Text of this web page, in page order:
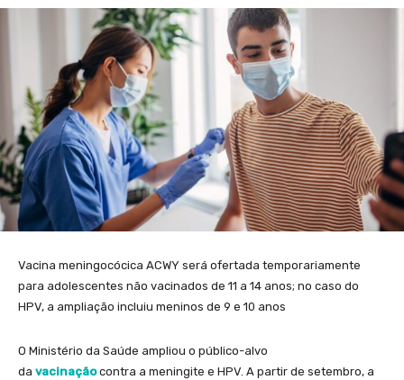
Vacina meningocócica ACWY será ofertada temporariamente
para adolescentes não vacinados de 11 a 14 anos; no caso do
HPV, a ampliação incluiu meninos de 9 e 10 anos
O Ministério da Saúde ampliou o público-alvo
da vacinaçãocontra a meningite e HPV. A partir de setembro, a